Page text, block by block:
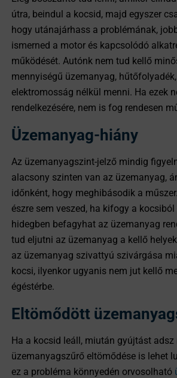
útra, beindul a kocsid, majd egyszer
hogy utánajárhass a problémának,
ismerned a motor és kapcsolódó
működését. Autónk nem tud kellő
mennyiségű üzemanyag,
elektromosság nélkül menni. Ha ezek
rendelkezésére, nem is fog rendesen
Üzemanyag-hiány
Az üzemanyagszint-jelző mindig
alacsony szinten van az üzemanyag,
időnként, hogy meghibásodik a
észre sem veszed, ha kifogy a
hidegben befagyhat az üzemanyag
tud eljutni az üzemanyag a kellő
az üzemanyag szivattyú szivárgása
kocsi, ilyenkor ugyanis nem jut kellő
égéstérbe.
Eltömődött
Ha a kocsid leáll, miután gyújtást adsz
üzemanyagszűrő eltömődése is lehet
ez a probléma könnyedén orvosolható